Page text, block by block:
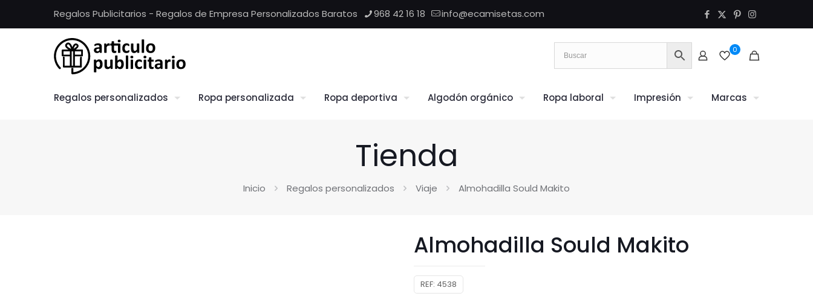
Regalos Publicitarios - Regalos de Empresa Personalizados Baratos 968 42 16 18 info@ecamisetas.com
0
Regalos personalizados Ropa personalizada Ropa deportiva Algodón orgánico Ropa laboral Impresión Marcas
Tienda
Inicio Regalos personalizados Viaje Almohadilla Sould Makito
Almohadilla Sould Makito
REF: 4538